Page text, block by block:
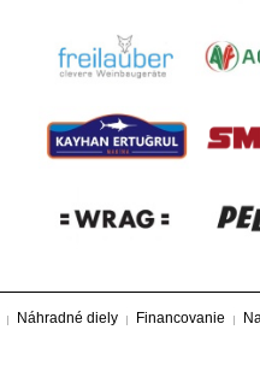
Náhradné diely Financovanie